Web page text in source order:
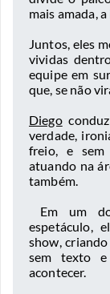
mais amada,
Juntos, eles
vividas
equipe em
que, se não
Diego
verdade,
freio, e sem
atuando na
também.
Em um
espetáculo,
show,
sem texto
acontecer.